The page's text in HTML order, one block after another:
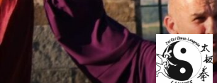
Aller
au
contenu
principal